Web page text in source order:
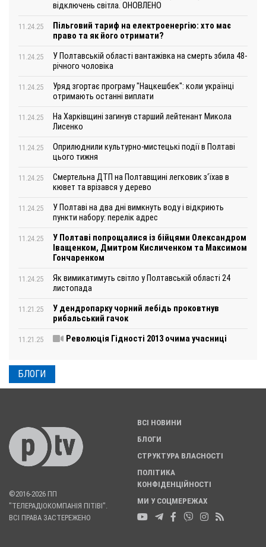
відключень світла. ОНОВЛЕНО
11.24.25
Пільговий тариф на електроенергію: хто має
право та як його отримати?
11.24.25
У Полтавській області вантажівка на смерть збила 48-
річного чоловіка
11.24.25
Уряд згортає програму "Нацкешбек": коли українці
отримають останні виплати
11.24.25
На Харківщині загинув старший лейтенант Микола
Лисенко
11.24.25
Оприлюднили культурно-мистецькі події в Полтаві
цього тижня
11.24.25
Смертельна ДТП на Полтавщині легковик з‘їхав в
кювет та врізався у дерево
11.24.25
У Полтаві на два дні вимкнуть воду і відкриють
пункти набору: перелік адрес
11.24.25
У Полтаві попрощалися із бійцями Олександром
Іващенком, Дмитром Кисличенком та Максимом
Гончаренком
11.24.25
Як вимикатимуть світло у Полтавській області 24
листопада
11.21.25
У дендропарку чорний лебідь проковтнув
рибальський гачок
11.21.25 Революція Гідності 2013 очима учасниці
БЛОГИ
©2016-2026 ПП
"ТЕЛЕРАДІОКОМПАНІЯ ПІТІВІ".
ВСІ ПРАВА ЗАСТЕРЕЖЕНО
ВСІ НОВИНИ
БЛОГИ
СТРУКТУРА ВЛАСНОСТІ
ПОЛІТИКА
КОНФІДЕНЦІЙНОСТІ
МИ У СОЦМЕРЕЖАХ